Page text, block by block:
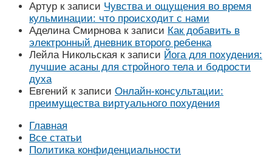
Артур к записи Чувства и ощущения во время
кульминации: что происходит с нами
Аделина Смирновак записи Как добавить в
электронный дневник второго ребенка
Лейла Никольская к записи Йога для похудения:
лучшие асаны для стройного тела и бодрости
духа
Евгений к записи Онлайн-консультации:
преимущества виртуального похудения
Главная
Все статьи
Политика конфиденциальности